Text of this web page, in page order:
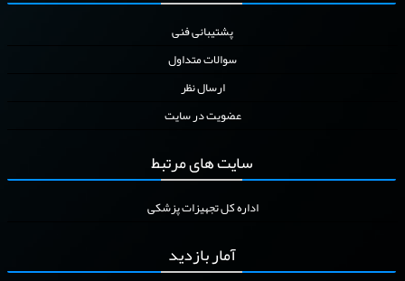
پشتیبانی فنی
سوالات متداول
ارسال نظر
عضویت در سایت
سایتهای مرتبط
اداره کل تجهیزات پزشکی
آماربازدید